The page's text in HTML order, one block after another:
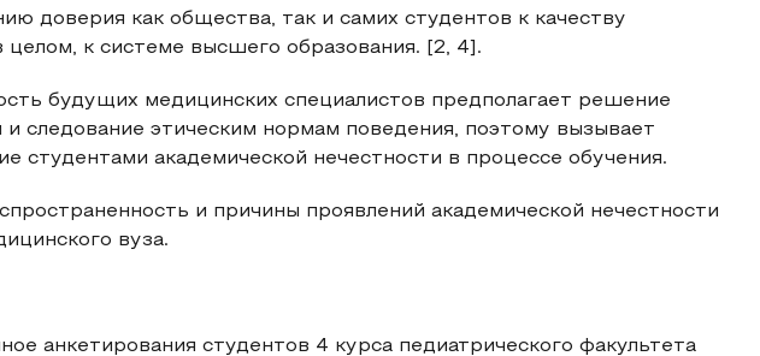
доверия как общества, так и самих студентов к качеству
целом, к системе высшего образования. [2, 4].
будущих медицинских специалистов предполагает решение
следование этическим нормам поведения, поэтому вызывает
студентами академической нечестности в процессе обучения.
и причины проявлений академической нечестности
вуза.
анкетирования студентов 4 курса педиатрического факультета